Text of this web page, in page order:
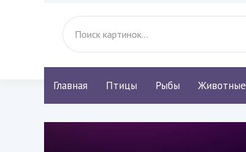
Главная Птицы Рыбы Животные